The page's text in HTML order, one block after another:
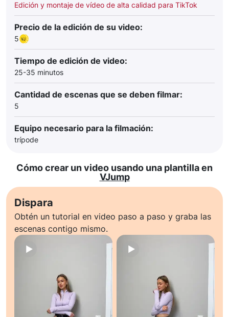
Edición y montaje de vídeo de alta calidad para TikTok
Precio de la edición de su video:
5
Tiempo de edición de video:
25-35 minutos
Cantidad de escenas que se deben filmar:
5
Equipo necesario para la filmación:
trípode
Cómo crear un video usando una plantilla en
VJump
Dispara
Obtén un tutorial en video paso a paso y graba las
escenas contigo mismo.